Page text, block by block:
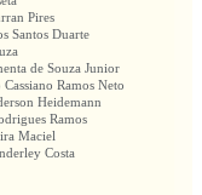
Pires
Santos Duarte
de Souza Junior
Ramos Neto
Heidemann
Ramos
Maciel
Costa